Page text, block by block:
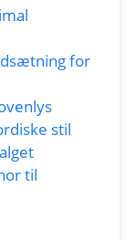
for
stil
til